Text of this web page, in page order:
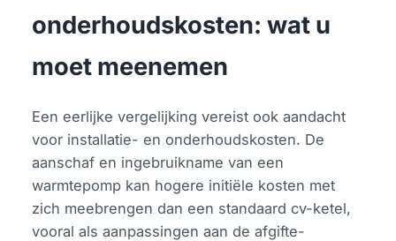
onderhoudskosten: wat u
moet meenemen
Een eerlijke vergelijking vereist ook aandacht
voor installatie- en onderhoudskosten. De
aanschaf en ingebruikname van een
warmtepomp kan hogere initiële kosten met
zich meebrengen dan een standaard cv-ketel,
vooral als aanpassingen aan de afgifte-